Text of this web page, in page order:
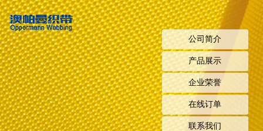
公司简介
产品展示
企业荣誉
在线订单
联系我们